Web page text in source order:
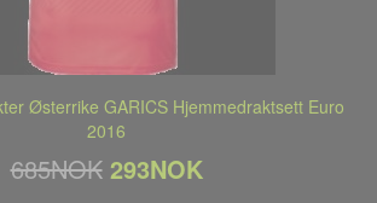
Østerrike GARICS Hjemmedraktsett Euro
2016
685NOK 293NOK